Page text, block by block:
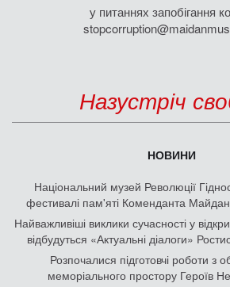
у питаннях запобігання
Назустріч
НОВИНИ
Національний музей Революції
фестивалі пам'яті Коменданта
Найважливіші виклики сучасності у
відбудуться «Актуальні діалоги»
Розпочалися підготовчі роботи з
меморіального простору Героїв